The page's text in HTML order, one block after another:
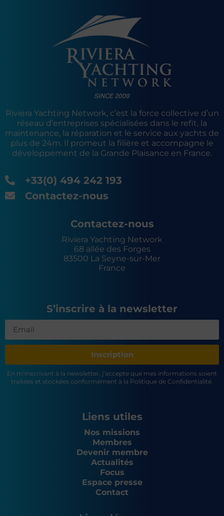
Riviera Yachting Network, c’est la force collective d’un
réseau d’entreprises spécialisées dans le refit, la
maintenance, la réparation et le service aux yachts de
plus de 24m. Il promeut la filière et accompagne le
développement de la Grande Plaisance en France.
+33(0) 494 242 193
Contactez-nous
Contactez-nous
Riviera Yachting Network
68 allée des Forges
83500 La Seyne-sur-Mer
France
S’inscrire à la newsletter
Inscription
En m’inscrivant à la newsletter, j’accepte que mes informations soient
traitées et stockées conformément à la Politique de Confidentialité.
Liens utiles
Nos missions
Membres
Devenir membre
Actualités
Focus
Espace presse
Contact